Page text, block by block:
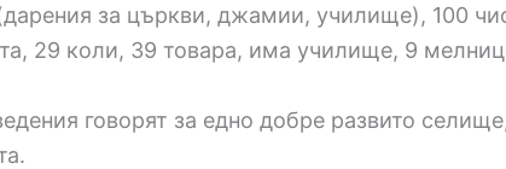
за църкви, джамии, училище), 100
29 коли, 39 товара, има училище, 9
говорят за едно добре развито